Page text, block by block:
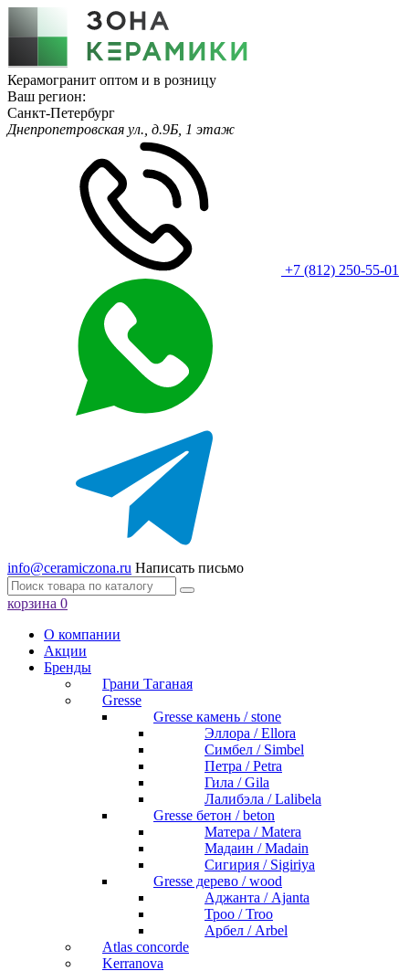
Керамогранит оптом и в розницу
Ваш регион:
Санкт-Петербург
Днепропетровская ул., д.9Б, 1 этаж
+7 (812) 250-55-01
info@ceramiczona.ru Написать письмо
корзина 0
О компании
Акции
Бренды
Грани Таганая
Gresse
Gresse камень / stone
Эллора / Ellora
Симбел / Simbel
Петра / Petra
Гила / Gila
Лалибэла / Lalibela
Gresse бетон / beton
Матера / Matera
Мадаин / Madain
Сигирия / Sigiriya
Gresse дерево / wood
Аджанта / Ajanta
Троо / Troo
Арбел / Arbel
Atlas concorde
Kerranova